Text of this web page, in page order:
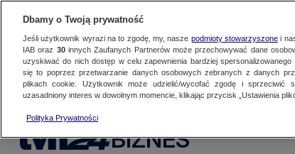
BIZNES
Dbamy o Twoją prywatność
Jeśli użytkownik wyrazi na to zgodę, my, nasze podmioty stowarzyszonei
IAB oraz 30innych Zaufanych Partnerów może przechowywać dane
uzyskiwać do nich dostęp w celu zapewnienia bardziej
się to poprzez przetwarzanie danych osobowych zebranych z danych
plikach cookie. Użytkownik może udzielić/wycofać zgodę i sprzeciwić
uzasadniony interes w dowolnym momencie, klikając przycisk „Ustawienia
Polityka Prywatności